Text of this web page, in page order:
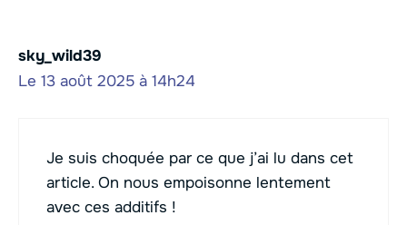
sky_wild39
Le 13 août 2025 à 14h24
Je suis choquée par ce que j’ai lu dans cet
article. On nous empoisonne lentement
avec ces additifs !